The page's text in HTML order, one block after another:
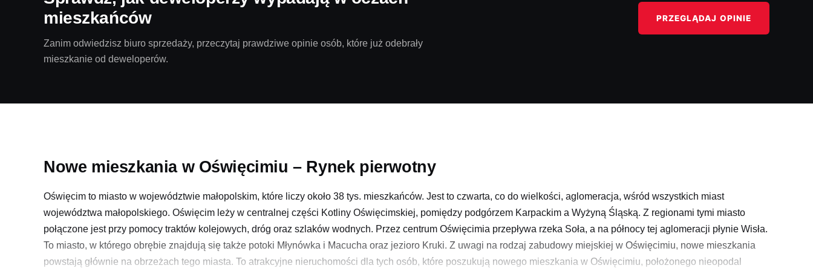
mieszkańców
Zanim odwiedzisz biuro sprzedaży, przeczytaj prawdziwe opinie osób, które już odebrały
mieszkanie od deweloperów.
PRZEGLĄDAJ OPINIE
Nowe mieszkania w Oświęcimiu – Rynek pierwotny
Oświęcim to miasto w województwie małopolskim, które liczy około 38 tys. mieszkańców. Jest to czwarta, co do wielkości, aglomeracja, wśród wszystkich miast
województwa małopolskiego. Oświęcim leży w centralnej części Kotliny Oświęcimskiej, pomiędzy podgórzem Karpackim a Wyżyną Śląską. Z regionami tymi miasto
połączone jest przy pomocy traktów kolejowych, dróg oraz szlaków wodnych. Przez centrum Oświęcimia przepływa rzeka Soła, a na północy tej aglomeracji płynie Wisła.
To miasto, w którego obrębie znajdują się także potoki Młynówka i Macucha oraz jezioro Kruki. Z uwagi na rodzaj zabudowy miejskiej w Oświęcimiu, nowe mieszkania
powstają głównie na obrzeżach tego miasta. To atrakcyjne nieruchomości dla tych osób, które poszukują nowego mieszkania w Oświęcimiu, położonego nieopodal